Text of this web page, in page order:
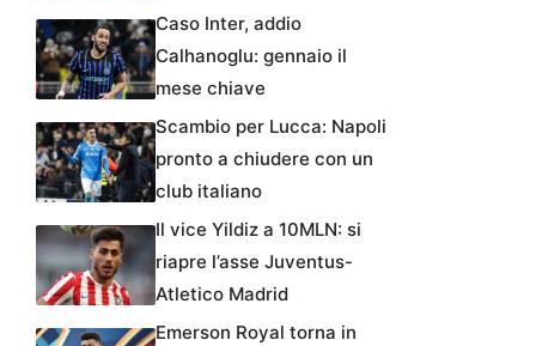
Caso Inter, addio
Calhanoglu: gennaio il
mese chiave
Scambio per Lucca: Napoli
pronto a chiudere con un
club italiano
Il vice Yildiz a 10MLN: si
riapre l’asse Juventus-
Atletico Madrid
Emerson Royal torna in